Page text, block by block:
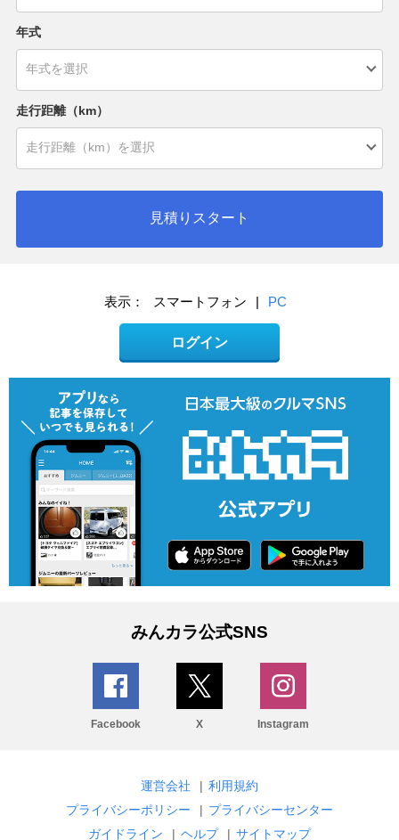
年式
走行距離（km）
見積りスタート
表示： スマートフォン | PC
ログイン
みんカラ公式SNS
Facebook X Instagram
運営会社 | 利用規約
プライバシーポリシー
| プライバシーセンター
ガイドライン
| ヘルプ | サイトマップ